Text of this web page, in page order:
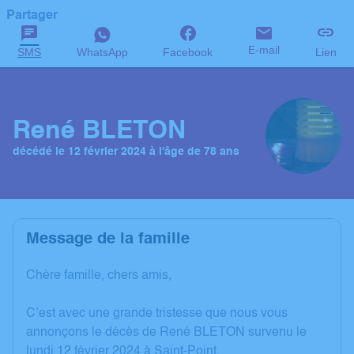
Partager
SMS WhatsApp Facebook E-mail Lien
René BLETON
décédé le 12 février 2024 à l'âge de 78 ans
Message de la famille
Chère famille, chers amis,
C’est avec une grande tristesse que nous vous
annonçons le décès de René BLETON survenu le